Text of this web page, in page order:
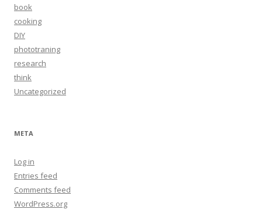
book
cooking
DIY
phototraning
research
think
Uncategorized
META
Log in
Entries feed
Comments feed
WordPress.org